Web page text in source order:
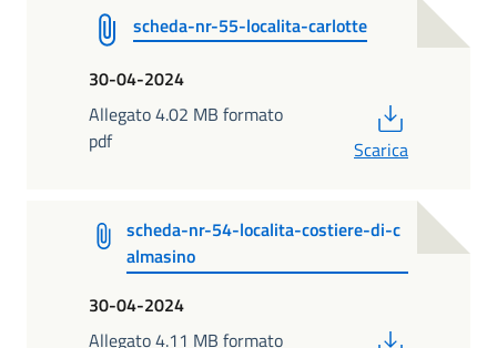
scheda-nr-55-localita-carlotte
30-04-2024
Allegato 4.02 MB formato
pdf
Scarica
scheda-nr-54-localita-costiere-di-c
almasino
30-04-2024
Allegato 4.11 MB formato